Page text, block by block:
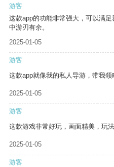
游客
这款app的功能非常强大，可以满
中游刃有余。
2025-01-05
游客
这款app就像我的私人导游，带我领
2025-01-05
游客
这款游戏非常好玩，画面精美，玩法
2025-01-05
游客